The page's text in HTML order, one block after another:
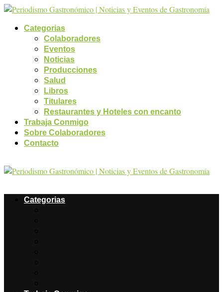
Categorias
Colaboradores
Eventos
Noticias
Producciones
Salud
Libros
Titulares
Restaurantes y Hoteles con encanto
Trabaja Conmigo
Sobre Colaboradores
Contacto
Categorias